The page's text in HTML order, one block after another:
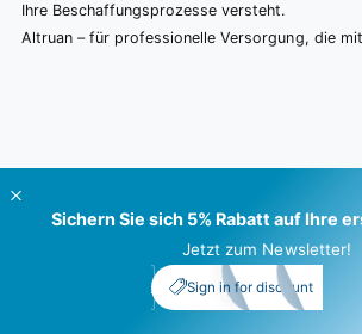
Ihre Beschaffungsprozesse versteht.
Altruan – für professionelle Versorgung, die
Sichern Sie sich 5% Rabatt auf Ihre
Jetzt zum Newsletter!
Sign in for discountMy Account
_5%